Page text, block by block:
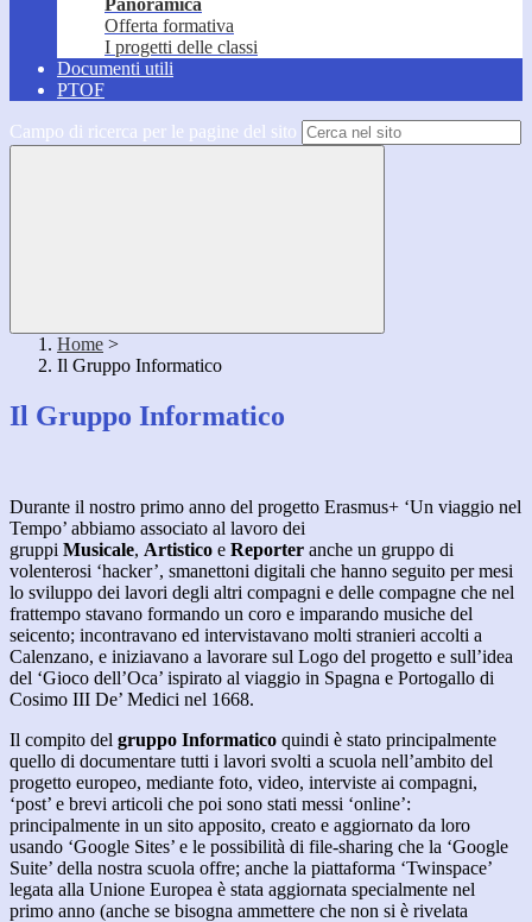
Panoramica
Offerta formativa
I progetti delle classi
Documenti utili
PTOF
Campo di ricerca per le pagine del sito
Home >
Il Gruppo Informatico
Il Gruppo Informatico
Durante il nostro primo anno del progetto Erasmus+ ‘Un viaggio nel
Tempo’ abbiamo associato al lavoro dei
gruppi Musicale, Artistico e Reporter anche un gruppo di
volenterosi ‘hacker’, smanettoni digitali che hanno seguito per mesi
lo sviluppo dei lavori degli altri compagni e delle compagne che nel
frattempo stavano formando un coro e imparando musiche del
seicento; incontravano ed intervistavano molti stranieri accolti a
Calenzano, e iniziavano a lavorare sul Logo del progetto e sull’idea
del ‘Gioco dell’Oca’ ispirato al viaggio in Spagna e Portogallo di
Cosimo III De’ Medici nel 1668.
Il compito del gruppo Informatico quindi è stato principalmente
quello di documentare tutti i lavori svolti a scuola nell’ambito del
progetto europeo, mediante foto, video, interviste ai compagni,
‘post’ e brevi articoli che poi sono stati messi ‘online’:
principalmente in un sito apposito, creato e aggiornato da loro
usando ‘Google Sites’ e le possibilità di file-sharing che la ‘Google
Suite’ della nostra scuola offre; anche la piattaforma ‘Twinspace’
legata alla Unione Europea è stata aggiornata specialmente nel
primo anno (anche se bisogna ammettere che non si è rivelata